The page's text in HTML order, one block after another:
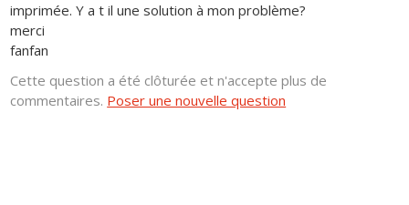
imprimée. Y a t il une solution à mon problème?
merci
fanfan
Cette question a été clôturée et n'accepte plus de
commentaires. Poser une nouvelle question